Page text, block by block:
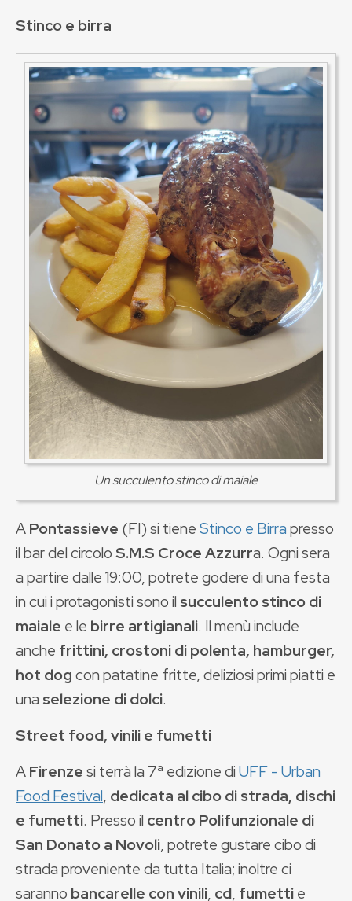
Stinco e birra
Un succulento stinco di maiale
APontassieve (FI) si tieneStinco e Birrapresso
il bar del circoloS.M.S Croce Azzurra. Ogni sera
a partire dalle 19:00, potrete godere di una festa
in cui i protagonisti sono il succulento stinco di
maiale e le birre artigianali. Il menù include
anche frittini, crostoni di polenta, hamburger,
hot dogcon patatine fritte, deliziosi primi piatti e
una selezione di dolci.
Street food, vinili e fumetti
AFirenzesi terrà la 7ª edizione diUFF - Urban
Food Festival, dedicata al cibo di strada, dischi
e fumetti. Presso il centro Polifunzionale di
San Donato a Novoli, potrete gustare cibo di
strada proveniente da tutta Italia; inoltre ci
saranno bancarelle con vinili, cd, fumettie